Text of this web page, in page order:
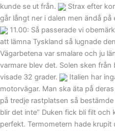
kunde se ut från.
Strax efter
går långt ner i dalen men ändå
11.00: Så passerade vi
att lämna Tyskland så lugnade
Vägarbetena var smalare och ju
varmare blev det. Solen sken
visade 32 grader.
Italien har
motorvägar. Man ska äta på
på tredje rastplatsen så
blir det inte” Duken fick bli filt
perfekt. Termometern hade